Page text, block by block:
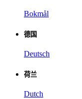
Bokmål
德国
Deutsch
荷兰
Dutch